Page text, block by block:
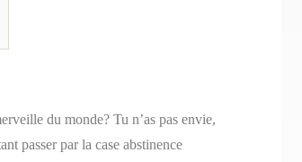
du monde? Tu n’as pas envie,
passer par la case abstinence